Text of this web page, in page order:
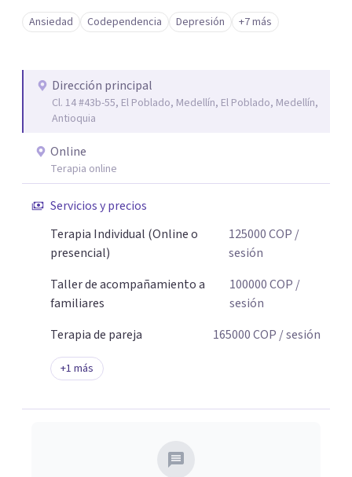
duraderos. Atiendo adultos, adolescentes, parejas y
familias de forma presencial en Medellín y online, en un
Ansiedad Codependencia Depresión +7 más
Dirección principal
Cl. 14 #43b-55, El Poblado, Medellín, El Poblado, Medellín,
Antioquia
Online
Terapia online
Servicios y precios
Terapia Individual (Online o
presencial)
125000COP /
sesión
Taller de acompañamiento a
familiares
100000COP /
sesión
Terapia de pareja
165000COP / sesión
+1 más